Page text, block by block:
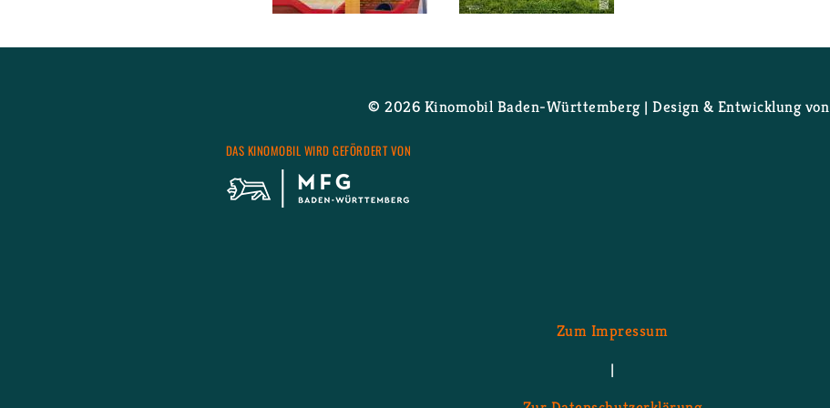
© 2026 Ki­no­mo­bil Ba­den-Würt­tem­berg | De­sign & Ent­wick­lung von
DAS KI­NO­MO­BIL WIRD GE­FÖR­DERT VON
Zum Im­pres­sum
|